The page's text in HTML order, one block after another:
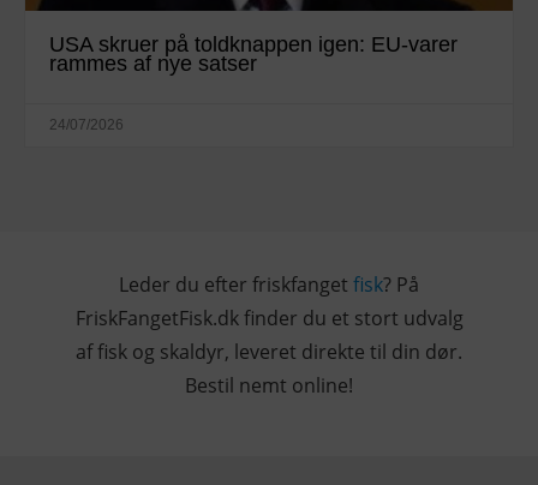
USA skruer på toldknappen igen: EU-varer
rammes af nye satser
24/07/2026
Leder du efter friskfanget fisk? På
FriskFangetFisk.dk finder du et stort udvalg
af fisk og skaldyr, leveret direkte til din dør.
Bestil nemt online!